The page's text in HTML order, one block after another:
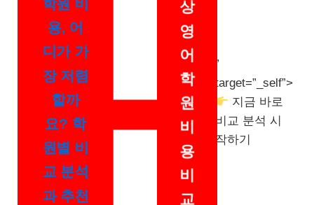
학원 비
용, 어
디가 가
장 저렴
할까
요? 학
원별 비
교 분석
과 추천
상
영
어
학
원
비
용
비
교
”
target=”_self”>
지금 바로
비교 분석 시
작하기